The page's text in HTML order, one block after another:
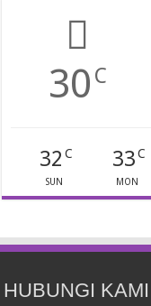
30 C
32 C
SUN
33C
MON
HUBUNGI KAMI